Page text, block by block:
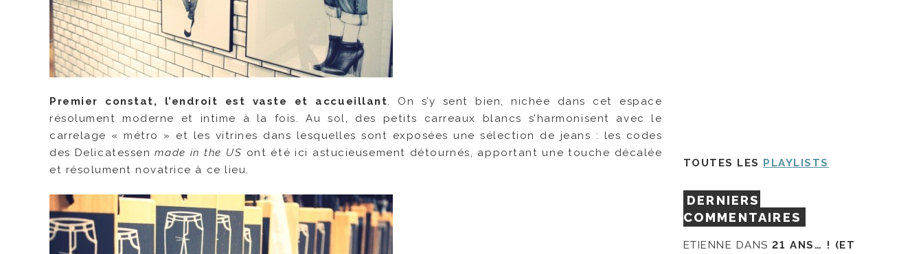
Premier constat, l’endroit est vaste et accueillant. On s’y sent bien, nichée dans cet espace
résolument moderne et intime à la fois. Au sol, des petits carreaux blancs s’harmonisent avec le
carrelage « métro » et les vitrines dans lesquelles sont exposées une sélection de jeans : les codes
des Delicatessen made in the US ont été ici astucieusement détournés, apportant une touche décalée
et résolument novatrice à ce lieu.
TOUTES LES PLAYLISTS
DERNIERS
COMMENTAIRES
ETIENNE DANS21 ANS… ! (ET